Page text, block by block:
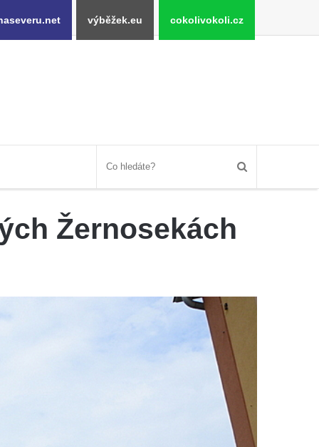
výběžek.eu cokolivokoli.cz
Žernosekách